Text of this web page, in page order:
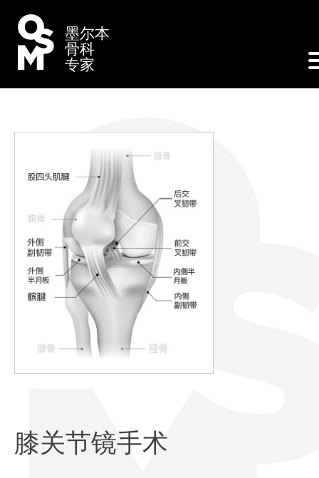
墨尔本
骨科
专家
罗德尼·理查德森医生
膝关节镜检查
前交叉韧带重建
全髋关节置换术
全膝关节置换术
预约信息
术后指导
上传转诊单
医护人员
丹妮丝
就诊地点
诺克斯分院 - 诺克斯私立医院
马尔文分院 - 卡布里尼医院沃特尔树医疗专
中心
旺萨吉分院 - 旺萨吉医疗集团
联系我们
膝关节镜手术